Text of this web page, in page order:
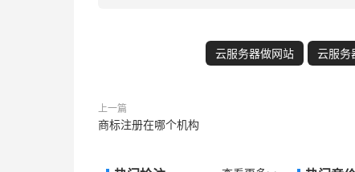
云服务器做网站 云服务
上一篇
商标注册在哪个机构